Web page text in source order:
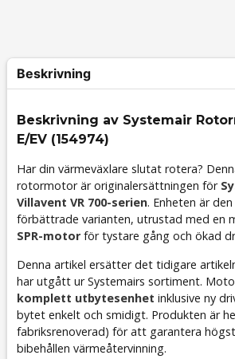
Beskrivning
Beskrivning av Systemair
E/EV (154974)
Har din värmeväxlare slutat rotera?
rotormotor är originalersättningen för
Villavent VR 700-serien. Enheten är
förbättrade varianten, utrustad med en
SPR-motor för tystare gång och ökad
Denna artikel ersätter det tidigare
har utgått ur Systemairs sortiment.
komplett utbytesenhet inklusive ny
bytet enkelt och smidigt. Produkten är
fabriksrenoverad) för att garantera
bibehållen värmeåtervinning.